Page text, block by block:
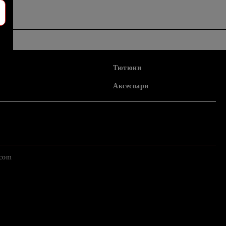
Тютюни
Аксесоари